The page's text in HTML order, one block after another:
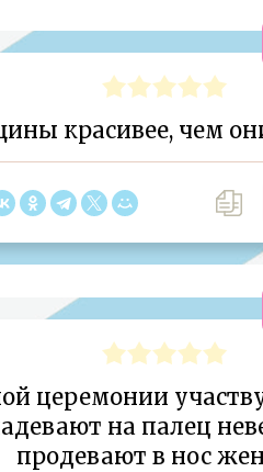
красивее, чем
церемонии
на палец
продевают в нос